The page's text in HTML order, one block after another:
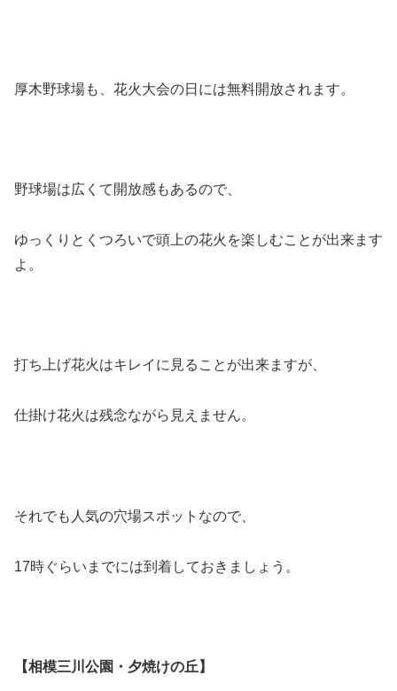
厚木野球場も、花火大会の日には無料開放されます。
野球場は広くて開放感もあるので、
ゆっくりとくつろいで頭上の花火を楽しむことが出来ます
よ。
打ち上げ花火はキレイに見ることが出来ますが、
仕掛け花火は残念ながら見えません。
それでも人気の穴場スポットなので、
17時ぐらいまでには到着しておきましょう。
【相模三川公園・夕焼けの丘】